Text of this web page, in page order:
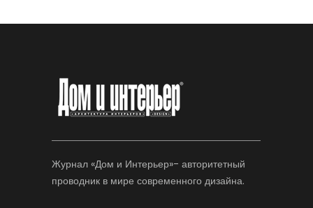
Журнал «Дом и Интерьер»- авторитетный
проводник в мире современного дизайна.